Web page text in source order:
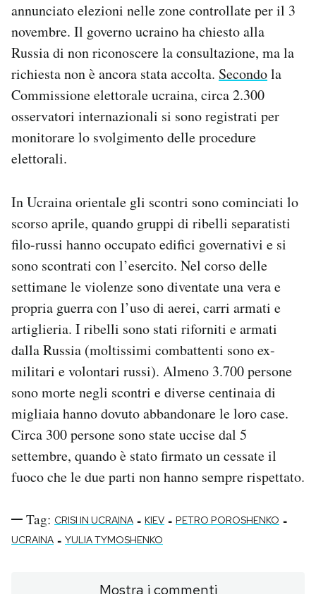
annunciato elezioni nelle zone controllate per il 3
novembre. Il governo ucraino ha chiesto alla
Russia di non riconoscere la consultazione, ma la
richiesta non è ancora stata accolta. Secondola
Commissione elettorale ucraina, circa 2.300
osservatori internazionali si sono registrati per
monitorare lo svolgimento delle procedure
elettorali.
In Ucraina orientale gli scontri sono cominciati lo
scorso aprile, quando gruppi di ribelli separatisti
filo-russi hanno occupato edifici governativi e si
sono scontrati con l’esercito. Nel corso delle
settimane le violenze sono diventate una vera e
propria guerra con l’uso di aerei, carri armati e
artiglieria. I ribelli sono stati riforniti e armati
dalla Russia (moltissimi combattenti sono ex-
militari e volontari russi). Almeno 3.700 persone
sono morte negli scontri e diverse centinaia di
migliaia hanno dovuto abbandonare le loro case.
Circa 300 persone sono state uccise dal 5
settembre, quando è stato firmato un cessate il
fuoco che le due parti non hanno sempre rispettato.
Tag: CRISI IN UCRAINA - KIEV - PETRO POROSHENKO -
UCRAINA - YULIA TYMOSHENKO
Mostra i commenti